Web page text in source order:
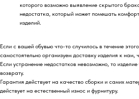
которого возможно выявление скрытого
недостатка, который может помешать
изделий.
Если с вашей обувью что-то случилось в течение
самостоятельно организуем доставку изделия к нам,
Если устранение недостатков невозможно, то
возврату.
Гарантия действует на качество сборки и самих
действует на естественный износ и фурнитуру.